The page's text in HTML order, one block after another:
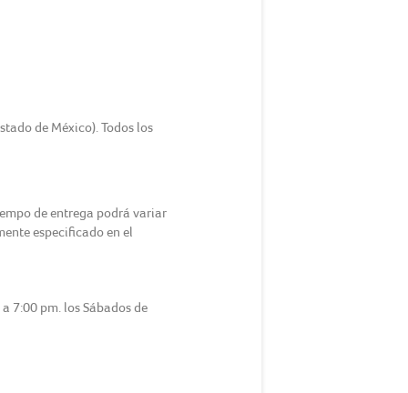
de México). Todos los
de entrega podrá variar
especificado en el
7:00 pm. los Sábados de